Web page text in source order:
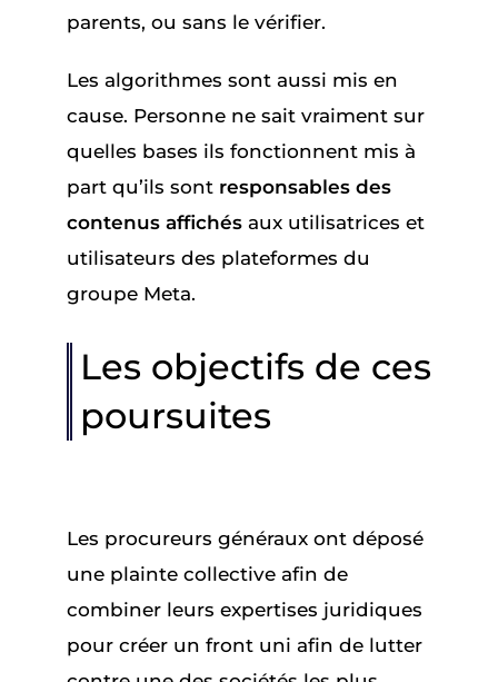
parents, ou sans le vérifier.
Les algorithmes sont aussi mis en
cause. Personne ne sait vraiment sur
quelles bases ils fonctionnent mis à
part qu’ils sont responsables des
contenus affichés aux utilisatrices et
utilisateurs des plateformes du
groupe Meta.
Les objectifs de ces
poursuites
Les procureurs généraux ont déposé
une plainte collective afin de
combiner leurs expertises juridiques
pour créer un front uni afin de lutter